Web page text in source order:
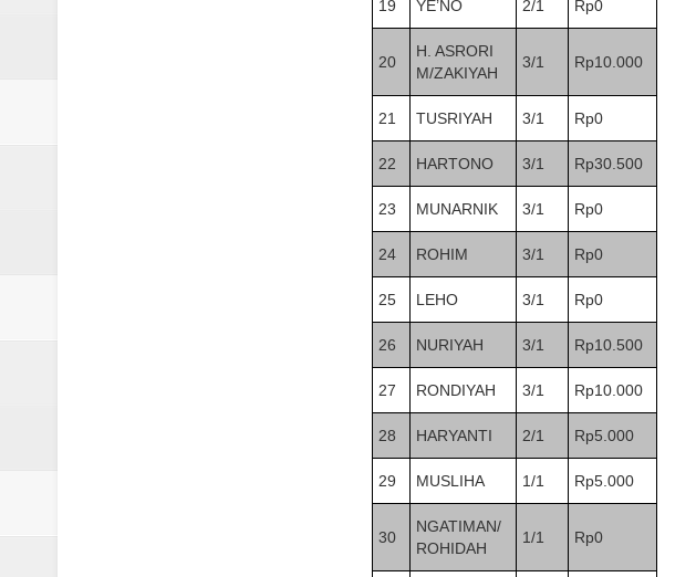
19 YE’NO 2/1 Rp0
20
H. ASRORI
M/ZAKIYAH
3/1 Rp10.000
21 TUSRIYAH 3/1 Rp0
22 HARTONO 3/1 Rp30.500
23 MUNARNIK 3/1 Rp0
24 ROHIM 3/1 Rp0
25 LEHO 3/1 Rp0
26 NURIYAH 3/1 Rp10.500
27 RONDIYAH 3/1 Rp10.000
28 HARYANTI 2/1 Rp5.000
29 MUSLIHA 1/1 Rp5.000
30
NGATIMAN/
ROHIDAH
1/1 Rp0